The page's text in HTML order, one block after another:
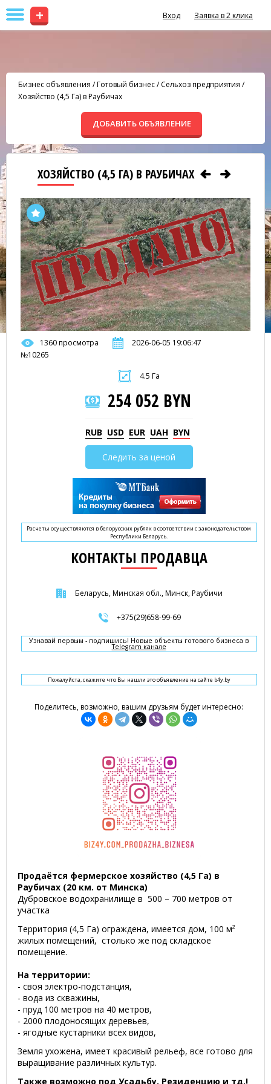
+ Вход Заявка в 2 клика
Бизнес объявления /Готовый бизнес/Сельхоз предприятия /
Хозяйство (4,5 Га) в Раубичах
ДОБАВИТЬ ОБЪЯВЛЕНИЕ
ХОЗЯЙСТВО (4,5 ГА) В РАУБИЧАХ
1360 просмотра
2026-06-05 19:06:47
№10265
4.5 Га
254 052 BYN
RUB USD EUR UAH BYN
Следить за ценой
Расчеты осуществляются в белорусских рублях в соответствии с законодательством
Республики Беларусь.
КОНТАКТЫ ПРОДАВЦА
Беларусь, Минская обл., Минск, Раубичи
+375(29)658-99-69
Узнавай первым - подпишись! Новые объекты готового бизнеса в
Telegram канале
Пожалуйста, скажите что Вы нашли это объявление на сайте b4y.by
Поделитесь, возможно, вашим друзьям будет интересно:
Продаётся фермерское хозяйство (4,5 Га) в
Раубичах (20 км. от Минска)
Дубровское водохранилище в 500 – 700 метров от
участка
Территория (4,5 Га) ограждена, имеется дом, 100 м²
жилых помещений, столько же под складское
помещение.
На территории:
- своя электро-подстанция,
- вода из скважины,
- пруд 100 метров на 40 метров,
- 2000 плодоносящих деревьев,
- ягодные кустарники всех видов,
Земля ухожена, имеет красивый рельеф, все готово для
выращивание различных культур.
Также возможно под Усадьбу, Резиденцию и тд.!